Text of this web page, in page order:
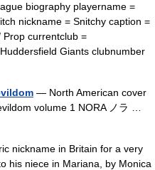
biography playername =
nickname = Snitchy caption =
Prop currentclub =
Giants clubnumber
— North American cover
volume 1 NORA ノラ …
nickname in Britain for a very
his niece in Mariana, by Monica